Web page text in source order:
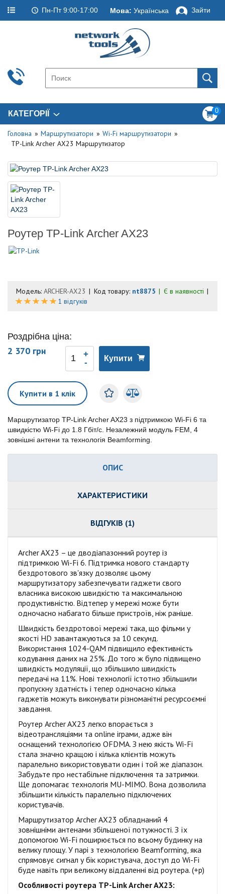
Пн-Пт 9:00-17:00 Мова: Українська Зайти
КАТЕГОРІЇ 0
Головна Маршрутизатори
Wi-Fi маршрутизатори
TP-Link Archer AX23 Маршрутизатор
Роутер TP-Link Archer AX23
Модель: ARCHER-AX23 Код товару: nt8875
Є в наявності
1 відгуків
Роздрібна ціна:
2 370 грн
Купити
Купити в 1 клік
Маршрутизатор TP-Link Archer AX23 з підтримкою Wi-Fi 6 та
швидкістю Wi-Fi до 1.8 Гбіт/с. Незалежний модуль FEM, 4
зовнішні антени та технологія Beamforming.
ОПИС
ХАРАКТЕРИСТИКИ
ВІДГУКІВ (1)
Archer AX23 – це дводіапазонний роутер із
підтримкою Wi-Fi 6. Підтримка нового стандарту
бездротового зв'язку дозволяє цьому
маршрутизатору забезпечувати гаджети свого
власника високою швидкістю та максимальною
продуктивністю. Відтепер у мережі може бути
одночасно набагато більше пристроїв, ніж раніше.
Швидкість бездротової мережі така, що фільми у
якості HD завантажуються за 10 секунд.
Використання 1024-QAM підвищило ефективність
кодування даних на 25%. До того ж було підвищено
швидкість модуляції, що збільшило швидкість
передачі на 11%. Нові технології істотно збільшили
пропускну здатність і тепер одночасно кілька
гаджетів можуть виконувати різноманітні ресурсоємні
завдання.
Роутер Archer AX23 легко впорається з
відеотрансляціями та online іграми, адже він
оснащений технологією OFDMA. З нею якість Wi-Fi
стала значно кращою і кілька клієнтів можуть
паралельно використовувати один і той же діапазон.
Забудьте про нестабільне підключення та затримки.
Ще допомагає технологія MU-MIMO. Вона дозволила
збільшити кількість паралельно підключених
користувачів.
Маршрутизатор Archer AX23 обладнаний 4
зовнішніми антенами збільшеної потужності. З їх
допомогою Wi-Fi поширюється по всьому будинку на
велику площу. У парі з технологією Beamforming, яка
спрямовує сигнал у бік користувача, доступ до Wi-Fi
буде навіть при великому віддаленні від роутера. (+р)
Особливості роутера TP-Link Archer AX23: